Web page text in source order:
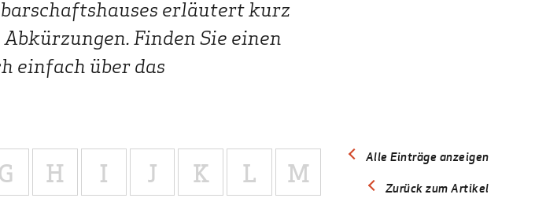
erläutert kurz
Finden Sie einen
einfach über das
Alle Einträge anzeigen
Zurück zum Artikel
G H I J K L
M